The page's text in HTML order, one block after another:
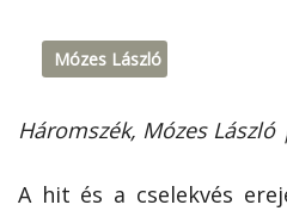
Mózes László
Háromszék, Mózes
A hit és a cselekvés